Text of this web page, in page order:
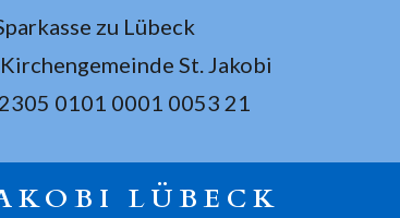
zu Lübeck
Kirchengemeinde St. Jakobi
0101 0001 0053 21
LÜBECK